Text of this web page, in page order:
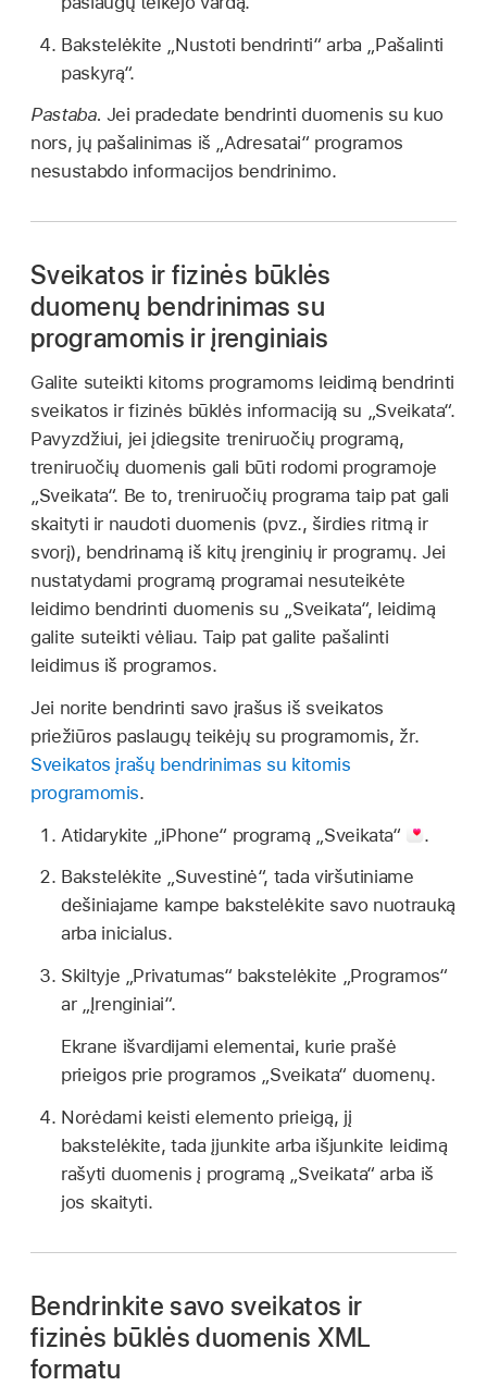
Bakstelėkite „Nustoti bendrinti“ arba „Pašalinti
paskyrą“.
Pastaba. Jei pradedate bendrinti duomenis su kuo
nors, jų pašalinimas iš „Adresatai“ programos
nesustabdo informacijos bendrinimo.
Sveikatos ir fizinės būklės
duomenų bendrinimas su
programomis ir įrenginiais
Galite suteikti kitoms programoms leidimą bendrinti
sveikatos ir fizinės būklės informaciją su „Sveikata“.
Pavyzdžiui, jei įdiegsite treniruočių programą,
treniruočių duomenis gali būti rodomi programoje
„Sveikata“. Be to, treniruočių programa taip pat gali
skaityti ir naudoti duomenis (pvz., širdies ritmą ir
svorį), bendrinamą iš kitų įrenginių ir programų. Jei
nustatydami programą programai nesuteikėte
leidimo bendrinti duomenis su „Sveikata“, leidimą
galite suteikti vėliau. Taip pat galite pašalinti
leidimus iš programos.
Jei norite bendrinti savo įrašus iš sveikatos
priežiūros paslaugų teikėjų su programomis, žr.
Sveikatos įrašų bendrinimas su kitomis
programomis.
Atidarykite „iPhone“ programą „Sveikata“
.
Bakstelėkite „Suvestinė“, tada viršutiniame
dešiniajame kampe bakstelėkite savo nuotrauką
arba inicialus.
Skiltyje „Privatumas“ bakstelėkite „Programos“
ar „Įrenginiai“.
Ekrane išvardijami elementai, kurie prašė
prieigos prie programos „Sveikata“ duomenų.
Norėdami keisti elemento prieigą, jį
bakstelėkite, tada įjunkite arba išjunkite leidimą
rašyti duomenis į programą „Sveikata“ arba iš
jos skaityti.
Bendrinkite savo sveikatos ir
fizinės būklės duomenis XML
formatu